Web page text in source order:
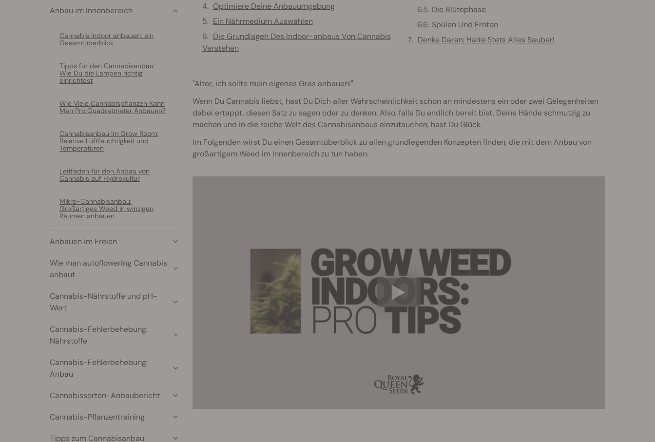
Optimiere Deine Anbauumgebung
Ein Nährmedium Auswählen
Die Grundlagen Des Indoor-anbaus Von Cannabis
Verstehen
Die Blütephase
Spülen Und Ernten
Denke Daran: Halte Stets Alles Sauber!
"Alter, ich sollte mein eigenes Gras anbauen!"
Wenn Du Cannabis liebst, hast Du Dich aller Wahrscheinlichkeit schon an mindestens ein oder zwei Gelegenheiten
dabei ertappt, diesen Satz zu sagen oder zu denken. Also, falls Du endlich bereit bist, Deine Hände schmutzig zu
machen und in die reiche Welt des Cannabisanbaus einzutauchen, hast Du Glück.
Im Folgenden wirst Du einen Gesamtüberblick zu allen grundlegenden Konzepten finden, die mit dem Anbau von
großartigem Weed im Innenbereich zu tun haben.
Anbau im Innenbereich
Cannabis indoor anbauen: ein
Gesamtüberblick
Tipps für den Cannabisanbau:
Wie Du die Lampen richtig
einrichtest
Wie Viele Cannabispflanzen Kann
Man Pro Quadratmeter Anbauen?
Cannabisanbau Im Grow Room:
Relative Luftfeuchtigkeit und
Temperaturen
Leitfaden für den Anbau von
Cannabis auf Hydrokultur
Mikro-Cannabisanbau:
Großartiges Weed in winzigen
Räumen anbauen
Anbauen im Freien
Wie man autoflowering Cannabis
anbaut
Cannabis-Nährstoffe und pH-
Wert
Cannabis-Fehlerbehebung:
Nährstoffe
Cannabis-Fehlerbehebung:
Anbau
Cannabissorten-Anbaubericht
Cannabis-Pflanzentraining
Tipps zum Cannabisanbau